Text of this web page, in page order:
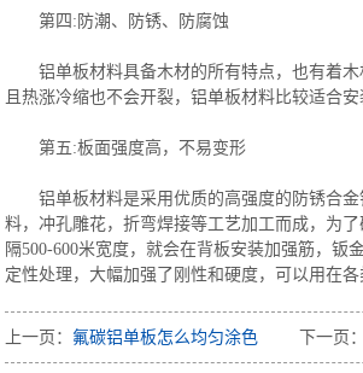
第四:防潮、防锈、防腐蚀
铝单板材料具备木材的所有特点，也有着木
且热涨冷缩也不会开裂，铝单板材料比较适合
第五:板面强度高，不易变形
铝单板材料是采用优质的高强度的防锈合金
料，冲孔雕花，折弯焊接等工艺加工而成，为
隔500-600米宽度，就会在背板安装加强筋，钣
定性处理，大幅加强了刚性和硬度，可以用在
上一页： 氟碳铝单板怎么均匀涂色 下一页：